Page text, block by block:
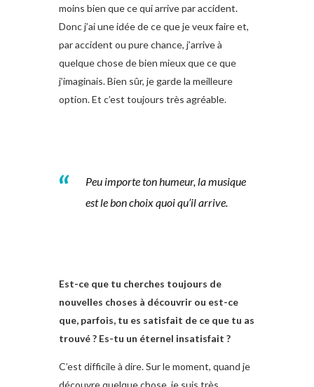
moins bien que ce qui arrive par accident.
Donc j’ai une idée de ce que je veux faire et,
par accident ou pure chance, j’arrive à
quelque chose de bien mieux que ce que
j’imaginais. Bien sûr, je garde la meilleure
option. Et c’est toujours très agréable.
Peu importe ton humeur, la musique
est le bon choix quoi qu’il arrive.
Est-ce que tu cherches toujours de
nouvelles choses à découvrir ou est-ce
que, parfois, tu es satisfait de ce que tu as
trouvé ? Es-tu un éternel insatisfait ?
C’est difficile à dire. Sur le moment, quand je